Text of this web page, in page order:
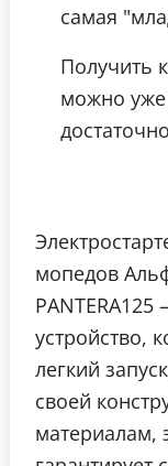
самая
Получить
можно уже
мопедов
устройство,
легкий
своей
материалам,